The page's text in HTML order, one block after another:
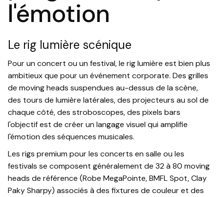
l'émotion
Le rig lumière scénique
Pour un concert ou un festival, le rig lumière est bien plus
ambitieux que pour un événement corporate. Des grilles
de moving heads suspendues au-dessus de la scène,
des tours de lumière latérales, des projecteurs au sol de
chaque côté, des stroboscopes, des pixels bars
l'objectif est de créer un langage visuel qui amplifie
l'émotion des séquences musicales.
Les rigs premium pour les concerts en salle ou les
festivals se composent généralement de 32 à 80 moving
heads de référence (Robe MegaPointe, BMFL Spot, Clay
Paky Sharpy) associés à des fixtures de couleur et des